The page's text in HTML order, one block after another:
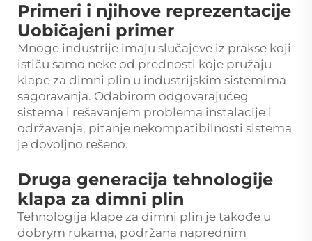
Primeri i njihove reprezentacije
Uobičajeni primer
Mnoge industrije imaju slučajeve iz prakse koji
ističu samo neke od prednosti koje pružaju
klape za dimni plin u industrijskim sistemima
sagoravanja. Odabirom odgovarajućeg
sistema i rešavanjem problema instalacije i
održavanja, pitanje nekompatibilnosti sistema
je dovoljno rešeno.
Druga generacija tehnologije
klapa za dimni plin
Tehnologija klape za dimni plin je takođe u
dobrym rukama, podržana naprednim